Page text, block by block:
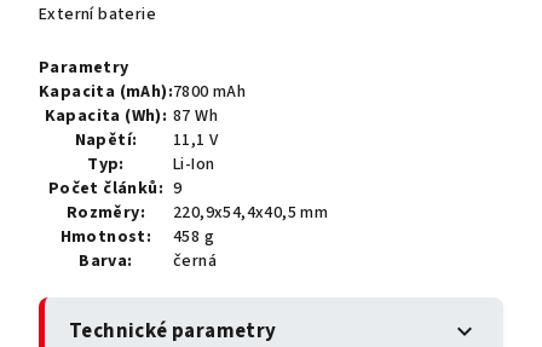
Externí baterie
Parametry
Kapacita (mAh):7800 mAh
Kapacita (Wh): 87 Wh
Napětí:
11,1 V
Typ:
Li-Ion
Počet článků: 9
Rozměry:
220,9x54,4x40,5 mm
Hmotnost:
458 g
Barva:
černá
Technické parametry expand_more